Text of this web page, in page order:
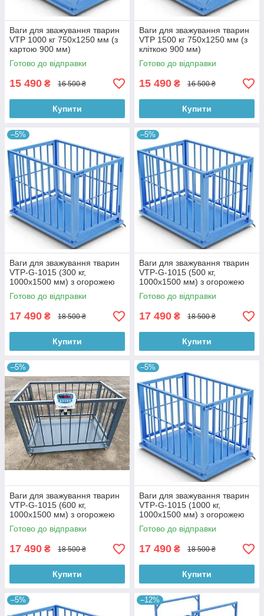
Ваги для зважування тварин
VTP 1000 кг 750х1250 мм (з
картою 900 мм)
Готово до відправки
15 490 ₴ 16 500 ₴
Купити
Ваги для зважування тварин
VTP 1500 кг 750х1250 мм (з
кліткою 900 мм)
Готово до відправки
15 490 ₴ 16 500 ₴
Купити
–5%
Ваги для зважування тварин
VTP-G-1015 (300 кг,
1000х1500 мм) з огорожею
900 мм
Готово до відправки
17 490 ₴ 18 500 ₴
Купити
–5%
Ваги для зважування тварин
VTP-G-1015 (500 кг,
1000х1500 мм) з огорожею
900 мм
Готово до відправки
17 490 ₴ 18 500 ₴
Купити
–5%
Ваги для зважування тварин
VTP-G-1015 (600 кг,
1000х1500 мм) з огорожею
900 мм
Готово до відправки
17 490 ₴ 18 500 ₴
Купити
–5%
Ваги для зважування тварин
VTP-G-1015 (1000 кг,
1000х1500 мм) з огорожею
900 мм
Готово до відправки
17 490 ₴ 18 500 ₴
Купити
–5% –12%